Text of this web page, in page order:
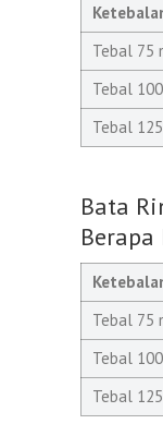
Tebal 75
Tebal
Tebal
Bata
Berapa
Tebal 75
Tebal
Tebal